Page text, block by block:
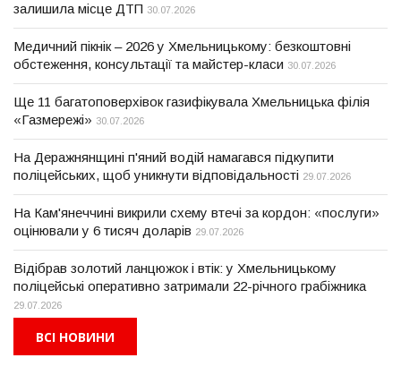
залишила місце ДТП 30.07.2026
Медичний пікнік – 2026 у Хмельницькому: безкоштовні
обстеження, консультації та майстер-класи 30.07.2026
Ще 11 багатоповерхівок газифікувала Хмельницька філія
«Газмережі» 30.07.2026
На Деражнянщині п'яний водій намагався підкупити
поліцейських, щоб уникнути відповідальності 29.07.2026
На Кам'янеччині викрили схему втечі за кордон: «послуги»
оцінювали у 6 тисяч доларів 29.07.2026
Відібрав золотий ланцюжок і втік: у Хмельницькому
поліцейські оперативно затримали 22-річного грабіжника
29.07.2026
ВСІ НОВИНИ